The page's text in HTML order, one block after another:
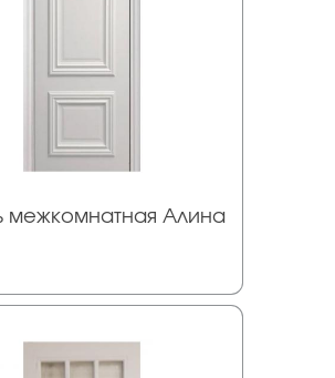
межкомнатная Алина